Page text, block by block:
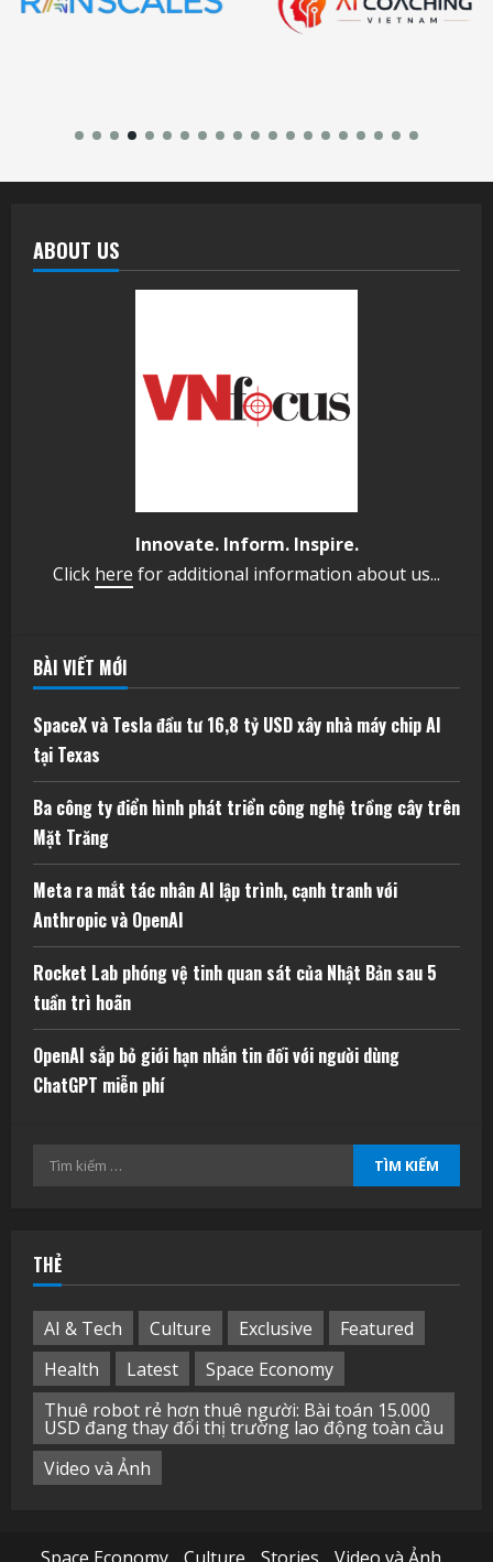
ABOUT US
Innovate. Inform. Inspire.
Click here for additional information about us...
BÀI VIẾT MỚI
SpaceX và Tesla đầu tư 16,8 tỷ USD xây nhà máy chip AI
tại Texas
Ba công ty điển hình phát triển công nghệ trồng cây trên
Mặt Trăng
Meta ra mắt tác nhân AI lập trình, cạnh tranh với
Anthropic và OpenAI
Rocket Lab phóng vệ tinh quan sát của Nhật Bản sau 5
tuần trì hoãn
OpenAI sắp bỏ giới hạn nhắn tin đối với người dùng
ChatGPT miễn phí
Tìm
THẺ
AI & Tech Culture Exclusive
Featured
Health
Latest
Space Economy
Thuê robot rẻ hơn thuê người: Bài toán 15.000
USD đang thay đổi thị trường lao động toàn cầu
Video và Ảnh